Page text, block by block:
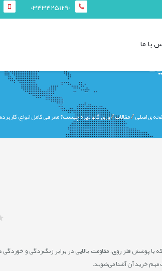
03434251290
با ما
ی اصلی مقالات ورق گالوانیزه چیست؟ معرفی کامل انواع،
با پوشش فلز روی، مقاومت بالایی در برابر زنگ‌زدگی و خوردگی
مهم خرید آن آشنا می‌شوید.